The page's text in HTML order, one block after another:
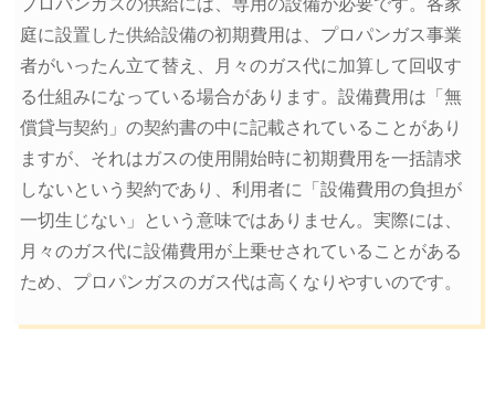
プロパンガスの供給には、専用の設備が必要です。各家
庭に設置した供給設備の初期費用は、プロパンガス事業
者がいったん立て替え、月々のガス代に加算して回収す
る仕組みになっている場合があります。設備費用は「無
償貸与契約」の契約書の中に記載されていることがあり
ますが、それはガスの使用開始時に初期費用を一括請求
しないという契約であり、利用者に「設備費用の負担が
一切生じない」という意味ではありません。実際には、
月々のガス代に設備費用が上乗せされていることがある
ため、プロパンガスのガス代は高くなりやすいのです。